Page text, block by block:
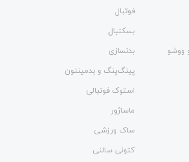
فوتبال
بسکتبال
ووشو
بدنسازی
پینگ‌پنگ و بدمينتون
استوک فوتبالی
ماساژور
ساک ورزشی
کتونی سالنی